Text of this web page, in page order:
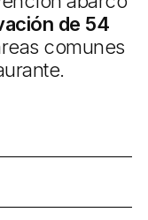
de 54
comunes